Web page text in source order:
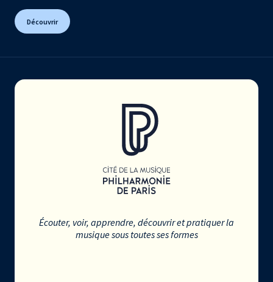
Découvrir
Écouter, voir, apprendre, découvrir et pratiquer la
musique sous toutes ses formes